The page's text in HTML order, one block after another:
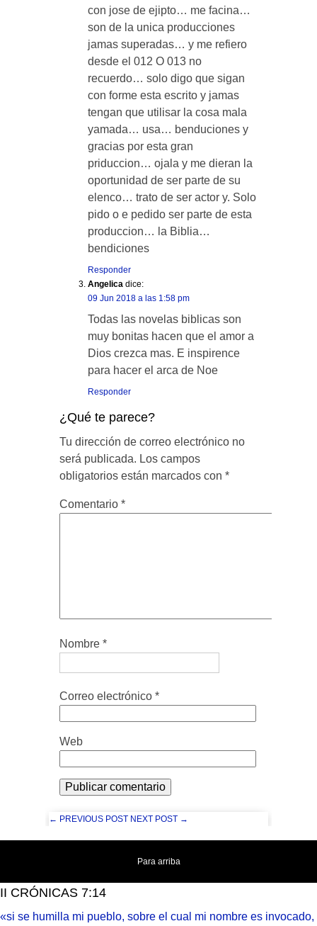
con jose de ejipto… me facina…
son de la unica producciones
jamas superadas… y me refiero
desde el 012 O 013 no
recuerdo… solo digo que sigan
con forme esta escrito y jamas
tengan que utilisar la cosa mala
yamada… usa… benduciones y
gracias por esta gran
priduccion… ojala y me dieran la
oportunidad de ser parte de su
elenco… trato de ser actor y. Solo
pido o e pedido ser parte de esta
produccion… la Biblia…
bendiciones
Responder
Angelica dice:
09 Jun 2018 a las 1:58 pm
Todas las novelas biblicas son
muy bonitas hacen que el amor a
Dios crezca mas. E inspirence
para hacer el arca de Noe
Responder
¿Qué te parece?
Tu dirección de correo electrónico no
será publicada. Los campos
obligatorios están marcados con *
Comentario *
Nombre *
Correo electrónico *
Web
← PREVIOUS POST NEXT POST →
Para arriba
II CRÓNICAS 7:14
«si se humilla mi pueblo, sobre el cual mi nombre es invocado,